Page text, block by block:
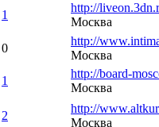
1
http://
Москва
0
http://
Москва
1
http://board-
Москва
2
http://
Москва